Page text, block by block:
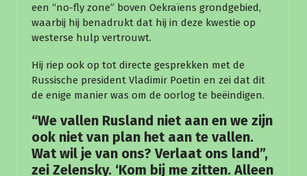
een “no-fly zone” boven Oekraïens grondgebied,
waarbij hij benadrukt dat hij in deze kwestie op
westerse hulp vertrouwt.
Hij riep ook op tot directe gesprekken met de
Russische president Vladimir Poetin en zei dat dit
de enige manier was om de oorlog te beëindigen.
“We vallen Rusland niet aan en we zijn
ook niet van plan het aan te vallen.
Wat wil je van ons? Verlaat ons land”,
zei Zelensky. ‘Kom bij me zitten. Alleen